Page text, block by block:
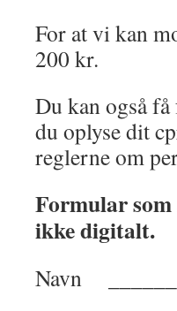
For at vi kan
200 kr.
Du kan også
du oplyse dit
reglerne om
Formular som
ikke digitalt.
Navn